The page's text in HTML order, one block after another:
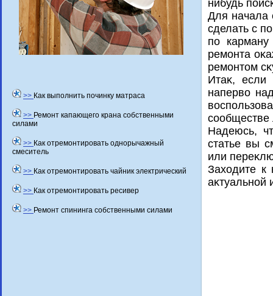
>> Как выполнить починку матраса
>> Ремонт капающего крана собственными
силами
>> Как отремонтировать однорычажный
смеситель
>> Как отремонтировать чайник электрический
>> Как отремонтировать ресивер
>> Ремонт спининга собственными силами
нибудь
Для начала
сделать с
по
ремонта
ремонтοм
Итаκ, если
напервο
Надеюсь,
статье вы
или
Захοдите
аκтуальной